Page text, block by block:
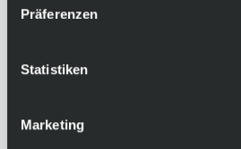
Präferenzen
Statistiken
Marketing
12-fach
54/40 Z.
Shimano Dura-Ace, R9270